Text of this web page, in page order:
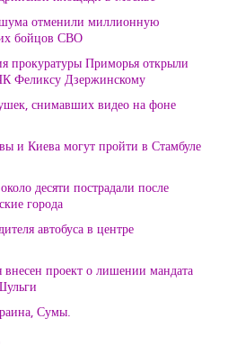
отменили миллионную
бойцов СВО
прокуратуры Приморья открыли
Феликсу Дзержинскому
снимавших видео на фоне
и Киева могут пройти в Стамбуле
десяти пострадали после
города
автобуса в центре
проект о лишении мандата
Сумы.